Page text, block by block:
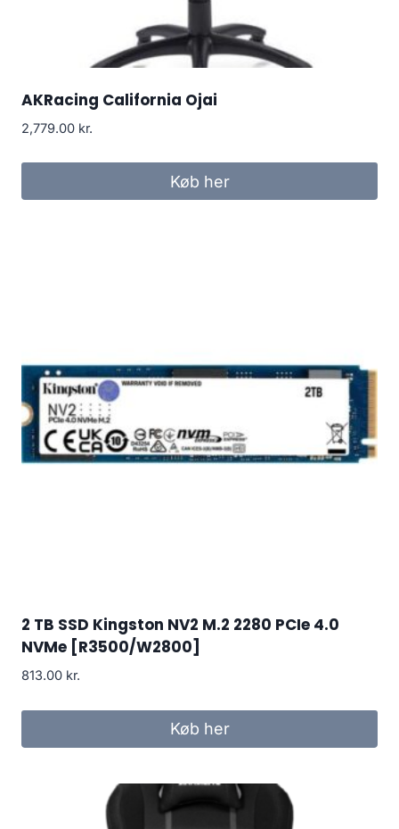
AKRacing California Ojai
2,779.00 kr.
Køb her
2 TB SSD Kingston NV2 M.2 2280 PCIe 4.0
NVMe [R3500/W2800]
813.00 kr.
Køb her